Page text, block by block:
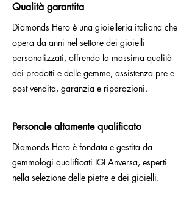
Qualità garantita
Diamonds Hero è una gioielleria italiana che
opera da anni nel settore dei gioielli
personalizzati, offrendo la massima qualità
dei prodotti e delle gemme, assistenza pre e
post vendita, garanzia e riparazioni.
Personale altamente qualificato
Diamonds Hero è fondata e gestita da
gemmologi qualificati IGI Anversa, esperti
nella selezione delle pietre e dei gioielli.